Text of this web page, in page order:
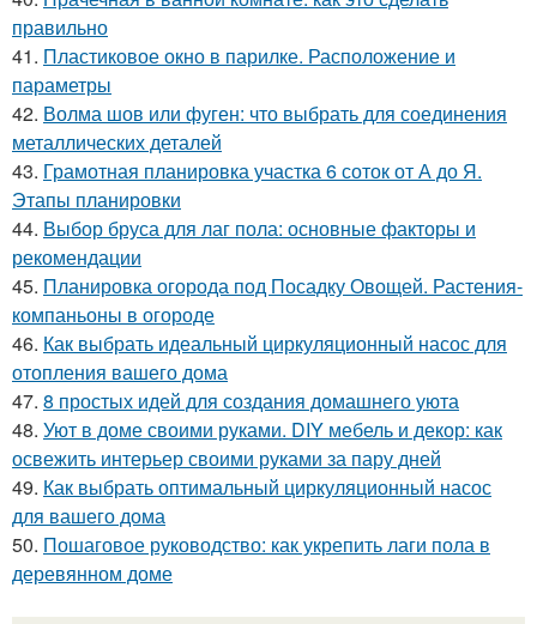
правильно
41. Пластиковое окно в парилке. Расположение и
параметры
42. Волма шов или фуген: что выбрать для соединения
металлических деталей
43. Грамотная планировка участка 6 соток от А до Я.
Этапы планировки
44. Выбор бруса для лаг пола: основные факторы и
рекомендации
45. Планировка огорода под Посадку Овощей. Растения-
компаньоны в огороде
46. Как выбрать идеальный циркуляционный насос для
отопления вашего дома
47. 8 простых идей для создания домашнего уюта
48. Уют в доме своими руками. DIY мебель и декор: как
освежить интерьер своими руками за пару дней
49. Как выбрать оптимальный циркуляционный насос
для вашего дома
50. Пошаговое руководство: как укрепить лаги пола в
деревянном доме